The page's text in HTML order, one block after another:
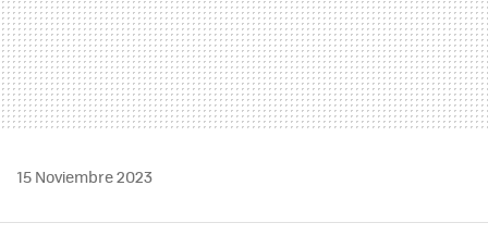
15 Noviembre 2023